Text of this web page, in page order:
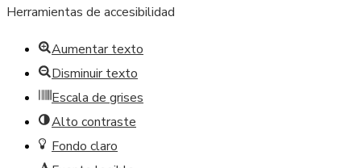
Herramientas de accesibilidad
Aumentar texto
Disminuir texto
Escala de grises
Alto contraste
Fondo claro